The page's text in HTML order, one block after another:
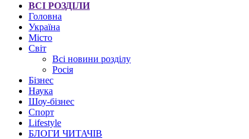
ВСІ РОЗДІЛИ
Головна
Україна
Місто
Світ
Всі новини розділу
Росія
Бізнес
Наука
Шоу-бізнес
Спорт
Lifestyle
БЛОГИ ЧИТАЧІВ